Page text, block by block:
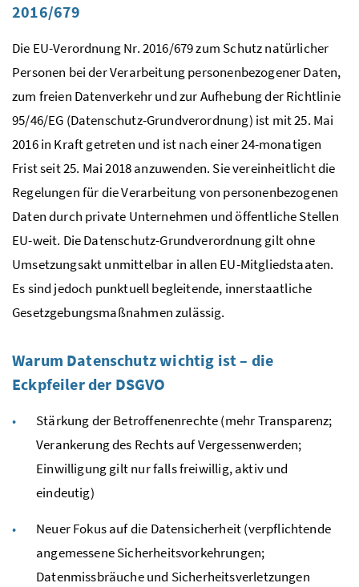
2016/679
Die EU-VerordnungNr.2016/679 zum Schutz natürlicher
Personen bei der Verarbeitung personenbezogener Daten,
zum freien Datenverkehr und zur Aufhebung der Richtlinie
95/46/EG (Datenschutz-Grundverordnung) ist mit 25. Mai
2016 in Kraft getreten und ist nach einer 24-monatigen
Frist seit 25. Mai 2018 anzuwenden. Sie vereinheitlicht die
Regelungen für die Verarbeitung von personenbezogenen
Daten durch private Unternehmen und öffentliche Stellen
EU-weit. Die Datenschutz-Grundverordnung gilt ohne
Umsetzungsakt unmittelbar in allen EU-Mitgliedstaaten.
Es sind jedoch punktuell begleitende, innerstaatliche
Gesetzgebungsmaßnahmen zulässig.
Warum Datenschutz wichtig ist – die
Eckpfeiler der DSGVO
Stärkung der Betroffenenrechte (mehr Transparenz;
Verankerung des Rechts auf Vergessenwerden;
Einwilligung gilt nur falls freiwillig, aktiv und
eindeutig)
Neuer Fokus auf die Datensicherheit (verpflichtende
angemessene Sicherheitsvorkehrungen;
Datenmissbräuche und Sicherheitsverletzungen